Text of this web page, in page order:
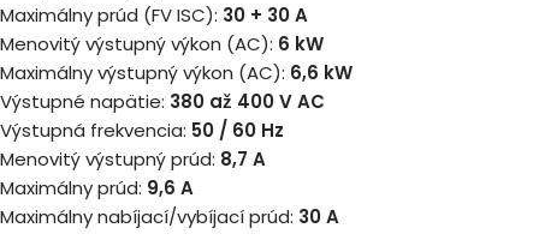
Maximálny prúd (FV ISC): 30 + 30 A
Menovitý výstupný výkon (AC): 6 kW
Maximálny výstupný výkon (AC): 6,6 kW
Výstupné napätie: 380 až 400 V AC
Výstupná frekvencia: 50 / 60 Hz
Menovitý výstupný prúd: 8,7 A
Maximálny prúd: 9,6 A
Maximálny nabíjací/vybíjací prúd: 30 A